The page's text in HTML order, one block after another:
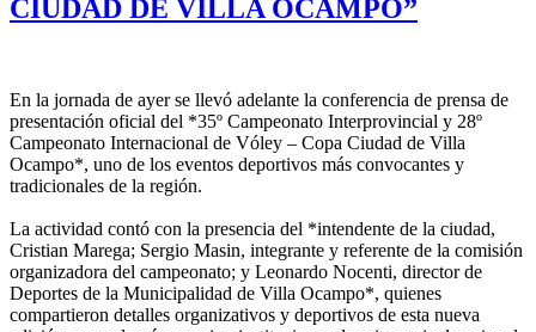
CIUDAD DE VILLA OCAMPO”
En la jornada de ayer se llevó adelante la conferencia de prensa de
presentación oficial del *35º Campeonato Interprovincial y 28º
Campeonato Internacional de Vóley – Copa Ciudad de Villa
Ocampo*, uno de los eventos deportivos más convocantes y
tradicionales de la región.
La actividad contó con la presencia del *intendente de la ciudad,
Cristian Marega; Sergio Masin, integrante y referente de la comisión
organizadora del campeonato; y Leonardo Nocenti, director de
Deportes de la Municipalidad de Villa Ocampo*, quienes
compartieron detalles organizativos y deportivos de esta nueva